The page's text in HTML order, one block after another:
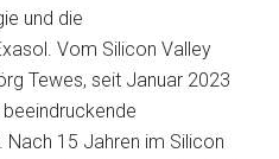
und die
Vom Silicon Valley
Tewes, seit Januar 2023
beeindruckende
Nach 15 Jahren im Silicon